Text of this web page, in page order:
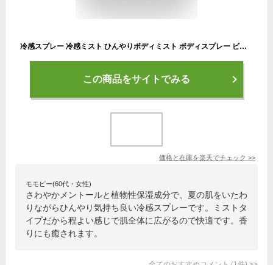
冷感スプレー 冷感ミスト ひんやりボディミスト ボディスプレー ビューウェル アンドグットナイト 100ml ブリーズラベンダー ラベンダーの香り ひんやりスプレー 暑さ対策 冷感 いい匂い メントール 体 携帯用 お風呂上り 寝る前 日本製
この商品をサイトでみる
価格と在庫を楽天でチェック >>
モモピー(60代・女性)
さわやかメントールと植物性保湿成分で、夏の肌をいたわ
りながらひんやり気持ち良い冷感スプレーです。ミストタ
イプだから程よい感じで肌全体に広がるので快適です。香
りにも癒されます。